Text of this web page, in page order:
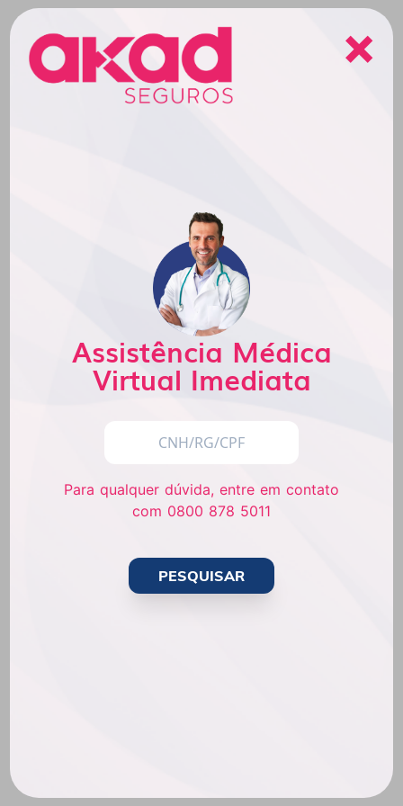
×
Assistência Médica
Virtual Imediata
Para qualquer dúvida, entre em contato
com 0800 878 5011
PESQUISAR